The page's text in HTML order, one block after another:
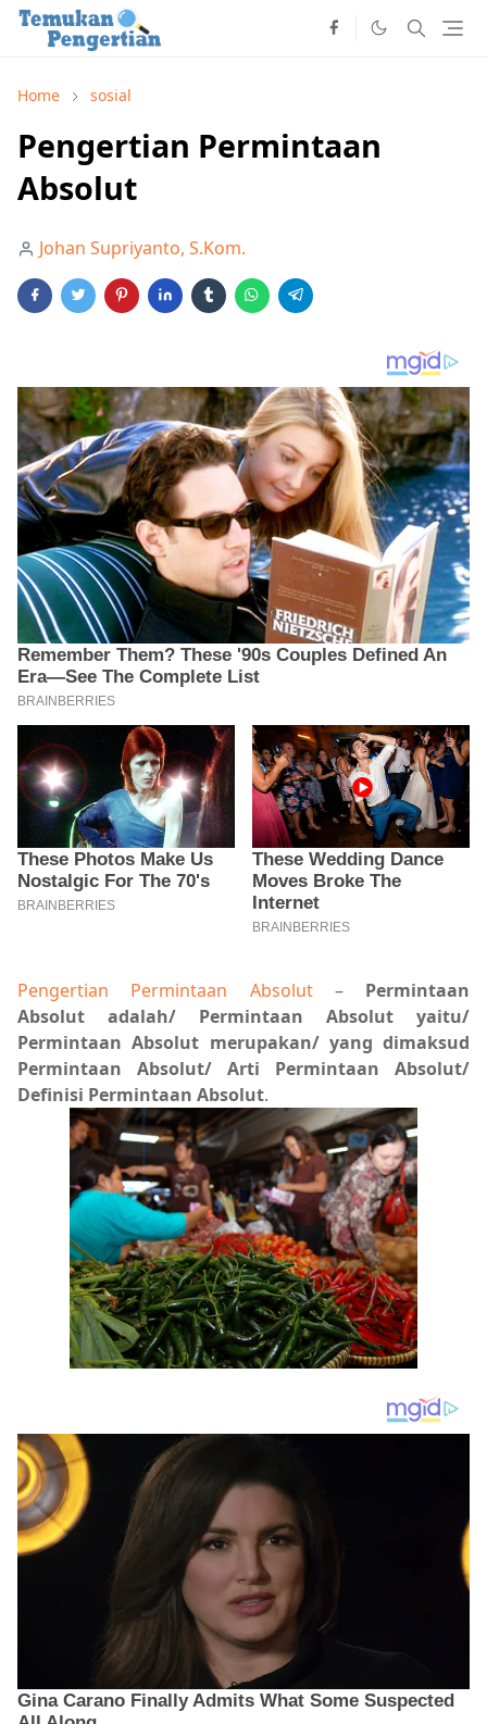
Home sosial
Pengertian Permintaan
Absolut
Johan Supriyanto, S.Kom.
Pengertian Permintaan Absolut– Permintaan
Absolut adalah/ Permintaan Absolut yaitu/
Permintaan Absolut merupakan/ yang dimaksud
Permintaan Absolut/ Arti Permintaan Absolut/
Definisi Permintaan Absolut.